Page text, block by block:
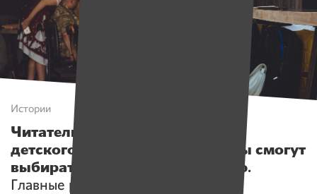
Истории
Читатели ИМЕН спасли проект
детского хосписа, а дети-сироты смогут
выбирать любимую профессию.
Главные результаты за 2 квартал